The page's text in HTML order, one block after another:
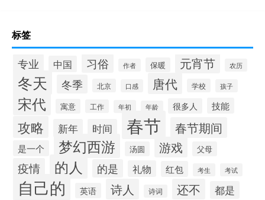
标签
专业 中国 习俗 作者 保暖 元宵节 农历
冬天 冬季 北京 口感 唐代 学校 孩子
宋代 寓意 工作 年初 年龄 很多人 技能
攻略 新年 时间 春节 春节期间
是一个 梦幻西游 汤圆 游戏 父母
疫情 的人 的是 礼物 红包 考生 考试
自己的 英语 诗人 诗词 还不 都是